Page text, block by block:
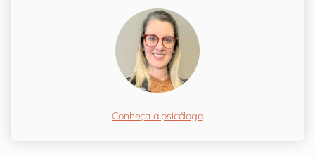
Conheça a psicóloga